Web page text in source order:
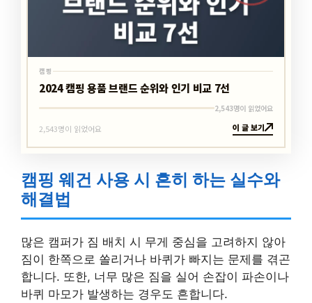
캠핑
2024 캠핑 용품 브랜드 순위와 인기 비교 7선
2,543명이 읽었어요
2,543명이 읽었어요 이 글 보기
캠핑 웨건 사용 시 흔히 하는 실수와
해결법
많은 캠퍼가 짐 배치 시 무게 중심을 고려하지 않아
짐이 한쪽으로 쏠리거나 바퀴가 빠지는 문제를 겪곤
합니다. 또한, 너무 많은 짐을 실어 손잡이 파손이나
바퀴 마모가 발생하는 경우도 흔합니다.